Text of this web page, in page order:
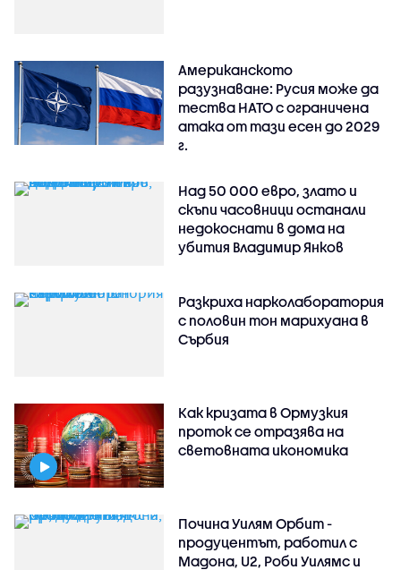
Американското
разузнаване: Русия може да
тества НАТО с ограничена
атака от тази есен до 2029
г.
Над 50 000 евро, злато и
скъпи часовници останали
недокоснати в дома на
убития Владимир Янков
Разкриха нарколаборатория
с половин тон марихуана в
Сърбия
Как кризата в Ормузкия
проток се отразява на
световната икономика
Почина Уилям Орбит -
продуцентът, работил с
Мадона, U2, Роби Уилямс и